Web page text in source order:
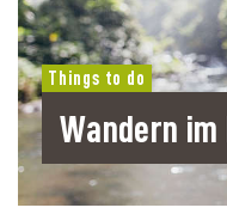
Things to do
Wandern